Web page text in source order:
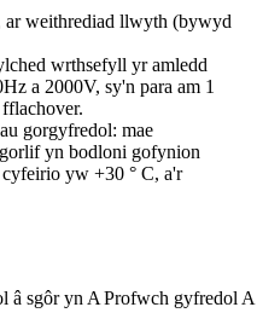
weithrediad llwyth (bywyd
wrthsefyll yr amledd
a 2000V, sy'n para am 1
gorgyfredol: mae
yn bodloni gofynion
yw +30 ° C, a'r
â sgôr yn A Profwch gyfredol A